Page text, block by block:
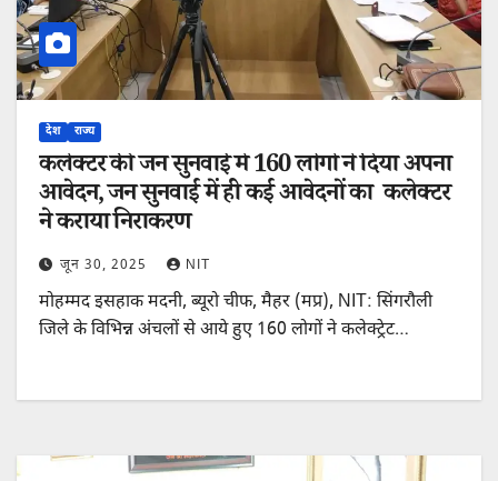
देश राज्य
कलेक्टर की जन सुनवाई में 160 लोगों ने दिया अपना
आवेदन, जन सुनवाई में ही कई आवेदनों का कलेक्टर
ने कराया निराकरण
जून 30, 2025 NIT
मोहम्मद इसहाक मदनी, ब्यूरो चीफ, मैहर (मप्र), NIT: सिंगरौली
जिले के विभिन्न अंचलों से आये हुए 160 लोगों ने कलेक्ट्रेट…